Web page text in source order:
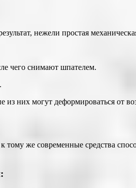
нежели простая
чего снимают шпателем.
из них могут деформироваться от
же современные средства